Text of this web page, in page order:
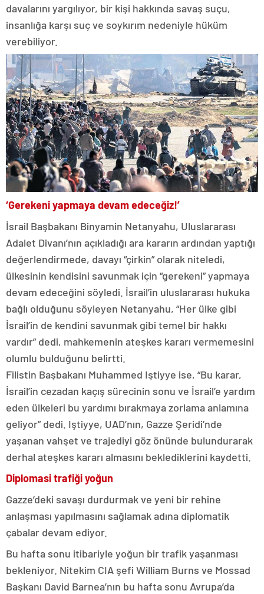
davalarını yargılıyor, bir kişi hakkında savaş suçu,
insanlığa karşı suç ve soykırım nedeniyle hüküm
verebiliyor.
‘Gerekeni yapmaya devam edeceğiz!’
İsrail Başbakanı Binyamin Netanyahu, Uluslararası
Adalet Divanı’nın açıkladığı ara kararın ardından yaptığı
değerlendirmede, davayı “çirkin” olarak niteledi,
ülkesinin kendisini savunmak için “gerekeni” yapmaya
devam edeceğini söyledi. İsrail’in uluslararası hukuka
bağlı olduğunu söyleyen Netanyahu, “Her ülke gibi
İsrail’in de kendini savunmak gibi temel bir hakkı
vardır” dedi, mahkemenin ateşkes kararı vermemesini
olumlu bulduğunu belirtti.
Filistin Başbakanı Muhammed Iştiyye ise, “Bu karar,
İsrail’in cezadan kaçış sürecinin sonu ve İsrail’e yardım
eden ülkeleri bu yardımı bırakmaya zorlama anlamına
geliyor” dedi. Iştiyye, UAD’nın, Gazze Şeridi’nde
yaşanan vahşet ve trajediyi göz önünde bulundurarak
derhal ateşkes kararı almasını beklediklerini kaydetti.
Diplomasi trafiği yoğun
Gazze’deki savaşı durdurmak ve yeni bir rehine
anlaşması yapılmasını sağlamak adına diplomatik
çabalar devam ediyor.
Bu hafta sonu itibariyle yoğun bir trafik yaşanması
bekleniyor. Nitekim CIA şefi William Burns ve Mossad
Başkanı David Barnea’nın bu hafta sonu Avrupa’da